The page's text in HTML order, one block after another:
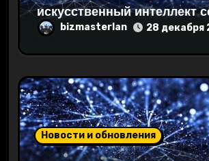
искусственный интеллект
bizmasterlan 28 декабря
Новости и обновления